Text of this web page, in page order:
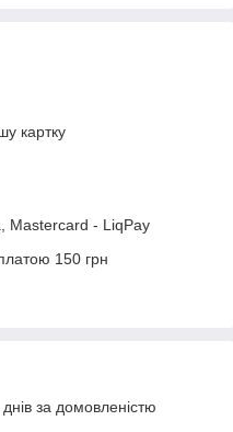
картку
Mastercard - LiqPay
150 грн
за домовленістю